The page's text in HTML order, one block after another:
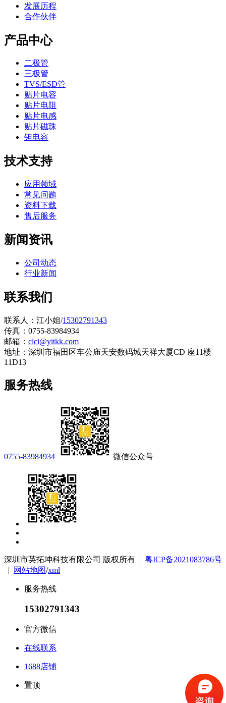
发展历程
合作伙伴
产品中心
二极管
三极管
TVS/ESD管
贴片电容
贴片电阻
贴片电感
贴片磁珠
钽电容
技术支持
应用领域
常见问题
资料下载
售后服务
新闻资讯
公司动态
行业新闻
联系我们
联系人：江小姐/15302791343
传真：0755-83984934
邮箱： cici@yitkk.com
地址：深圳市福田区车公庙天安数码城天祥大厦CD 座11楼
11D13
服务热线
0755-83984934 微信公众号
深圳市英拓坤科技有限公司 版权所有 | 粤ICP备2021083786号
|
网站地图/xml
服务热线
15302791343
官方微信
在线联系
1688店铺
置顶